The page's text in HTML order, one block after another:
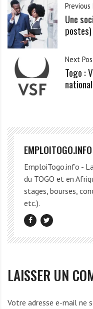
Previous
Une
postes)
Next
Togo :
EMPLOITOGO.INFO
EmploiTogo.info -
du TOGO et en
stages, bourses,
etc.).
LAISSER UN
Votre adresse e-mail ne